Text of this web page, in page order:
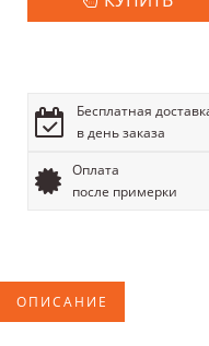
Бесплатная
в день заказа
Оплата
после примерки
ОПИСАНИЕ